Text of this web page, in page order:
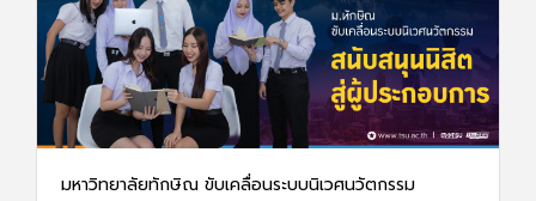
มหาวิทยาลัยทักษิณ ขับเคลื่อนระบบนิเวศนวัตกรรม